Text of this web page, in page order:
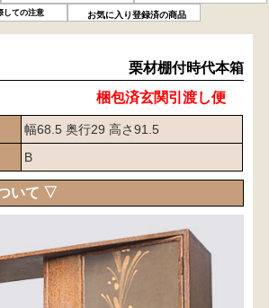
しての注意 お気に入り登録済の商品
栗材棚付時代本箱
梱包済玄関引渡し便
幅68.5 奥行29 高さ91.5
B
いて ▽
〈送料について〉
は含まれておりません。
のサイズ・発送先地域によって異なり